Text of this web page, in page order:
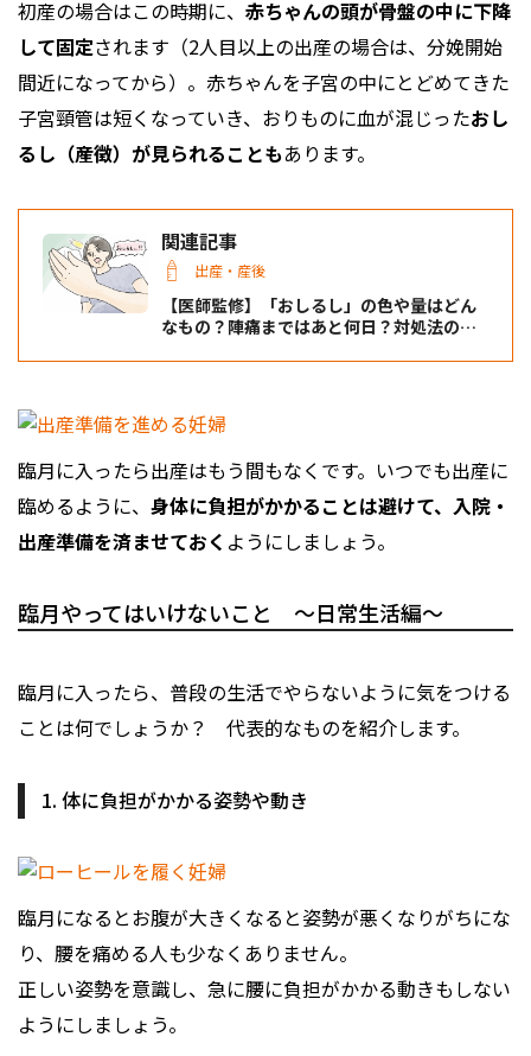
初産の場合はこの時期に、 赤ちゃんの頭が骨盤の中に下降
して固定されます（2人目以上の出産の場合は、分娩開始
間近になってから）。赤ちゃんを子宮の中にとどめてきた
子宮頸管は短くなっていき、おりものに血が混じったおし
るし（産徴）が見られることもあります。
関連記事
出産・産後
【医師監修】「おしるし」の色や量はどん
なもの？陣痛まではあと何日？対処法のポ
臨月に入ったら出産はもう間もなくです。いつでも出産に
臨めるように、 身体に負担がかかることは避けて、入院・
出産準備を済ませておく ようにしましょう。
臨月やってはいけないこと ～日常生活編～
臨月に入ったら、普段の生活でやらないように気をつける
ことは何でしょうか？ 代表的なものを紹介します。
1. 体に負担がかかる姿勢や動き
臨月になるとお腹が大きくなると姿勢が悪くなりがちにな
り、腰を痛める人も少なくありません。
正しい姿勢を意識し、急に腰に負担がかかる動きもしない
ようにしましょう。